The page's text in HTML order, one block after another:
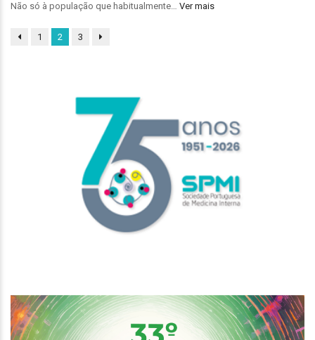
Não só à população que habitualmente… Ver mais
1 2 3